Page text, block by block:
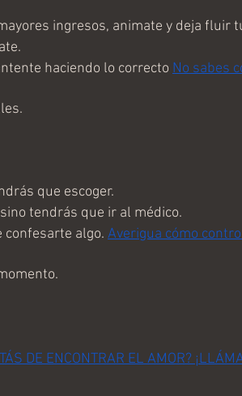
ingresos, animate y deja fluir
haciendo lo correcto No sabes
que escoger.
tendrás que ir al médico.
confesarte algo. Averigua cómo
DE ENCONTRAR EL AMOR?